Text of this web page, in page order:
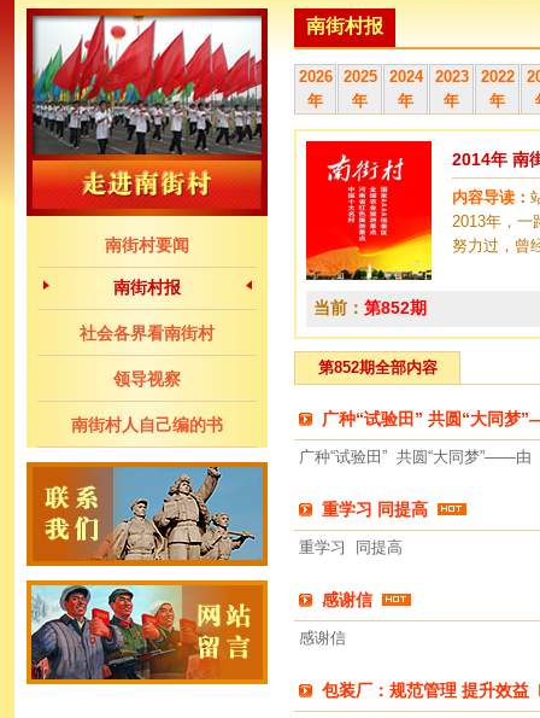
南街村要闻
南街村报
社会各界看南街村
领导视察
南街村人自己编的书
南街村报
2026
年
2025
年
2024
年
2023
年
2022
年
2014年 南
内容导读：
2013年，一
努力过，曾
当前： 第852期
第852期全部内容
广种“试验田” 共圆“大同梦
广种“试验田” 共圆“大同梦”——由
重学习 同提高
重学习 同提高
感谢信
感谢信
包装厂：规范管理 提升效益